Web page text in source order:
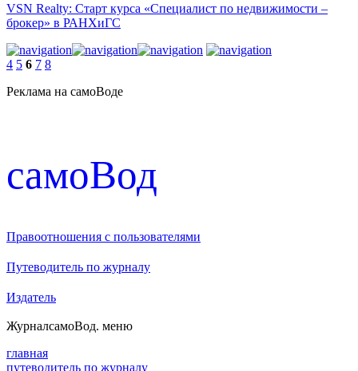
VSN Realty: Старт курса «Специалист по недвижимости –
брокер» в РАНХиГС
4 5 6 7 8
Реклама на самоВоде
cамоВод
Правоотношения с пользователями
Путеводитель по журналу
Издатель
ЖурналсамоВод. меню
главная
путеводитель по журналу